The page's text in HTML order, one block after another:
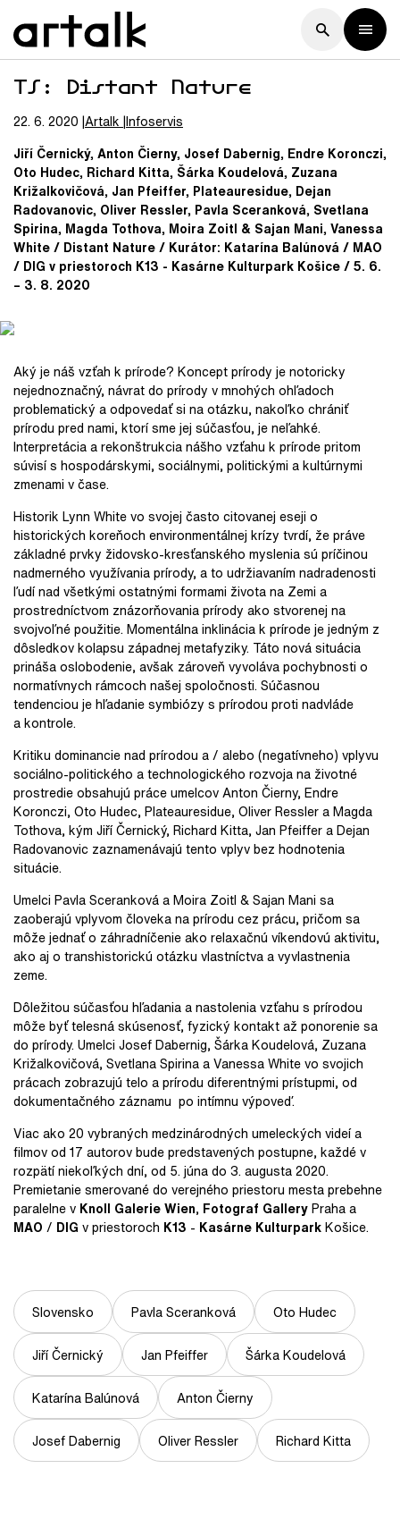
TS: Distant Nature
22. 6. 2020 Artalk Infoservis
Jiří Černický, Anton Čierny, Josef Dabernig, Endre Koronczi,
Oto Hudec, Richard Kitta, Šárka Koudelová, Zuzana
Križalkovičová, Jan Pfeiffer, Plateauresidue, Dejan
Radovanovic, Oliver Ressler, Pavla Sceranková, Svetlana
Spirina, Magda Tothova, Moira Zoitl & Sajan Mani, Vanessa
White / Distant Nature / Kurátor: Katarína Balúnová / MAO
/ DIG v priestoroch K13 - Kasárne Kulturpark Košice / 5. 6.
– 3. 8. 2020
Aký je náš vzťah k prírode? Koncept prírody je notoricky
nejednoznačný, návrat do prírody v mnohých ohľadoch
problematický a odpovedať si na otázku, nakoľko chrániť
prírodu pred nami, ktorí sme jej súčasťou, je neľahké.
Interpretácia a rekonštrukcia nášho vzťahu k prírode pritom
súvisí s hospodárskymi, sociálnymi, politickými a kultúrnymi
zmenami v čase.
Historik Lynn White vo svojej často citovanej eseji o
historických koreňoch environmentálnej krízy tvrdí, že práve
základné prvky židovsko-kresťanského myslenia sú príčinou
nadmerného využívania prírody, a to udržiavaním nadradenosti
ľudí nad všetkými ostatnými formami života na Zemi a
prostredníctvom znázorňovania prírody ako stvorenej na
svojvoľné použitie. Momentálna inklinácia k prírode je jedným z
dôsledkov kolapsu západnej metafyziky. Táto nová situácia
prináša oslobodenie, avšak zároveň vyvoláva pochybnosti o
normatívnych rámcoch našej spoločnosti. Súčasnou
tendenciou je hľadanie symbiózy s prírodou proti nadvláde
a kontrole.
Kritiku dominancie nad prírodou a / alebo (negatívneho) vplyvu
sociálno-politického a technologického rozvoja na životné
prostredie obsahujú práce umelcov Anton Čierny, Endre
Koronczi, Oto Hudec, Plateauresidue, Oliver Ressler a Magda
Tothova, kým Jiří Černický, Richard Kitta, Jan Pfeiffer a Dejan
Radovanovic zaznamenávajú tento vplyv bez hodnotenia
situácie.
Umelci Pavla Sceranková a Moira Zoitl & Sajan Mani sa
zaoberajú vplyvom človeka na prírodu cez prácu, pričom sa
môže jednať o záhradníčenie ako relaxačnú víkendovú aktivitu,
ako aj o transhistorickú otázku vlastníctva a vyvlastnenia
zeme.
Dôležitou súčasťou hľadania a nastolenia vzťahu s prírodou
môže byť telesná skúsenosť, fyzický kontakt až ponorenie sa
do prírody. Umelci Josef Dabernig, Šárka Koudelová, Zuzana
Križalkovičová, Svetlana Spirina a Vanessa White vo svojich
prácach zobrazujú telo a prírodu diferentnými prístupmi, od
dokumentačného záznamu po intímnu výpoveď.
Viac ako 20 vybraných medzinárodných umeleckých videí a
filmov od 17 autorov bude predstavených postupne, každé v
rozpätí niekoľkých dní, od 5. júna do 3. augusta 2020.
Premietanie smerované do verejného priestoru mesta prebehne
paralelne v Knoll Galerie Wien, Fotograf GalleryPraha a
MAO / DIG v priestoroch K13 - Kasárne KulturparkKošice.
Slovensko Pavla Sceranková Oto Hudec
Jiří Černický Jan Pfeiffer Šárka Koudelová
Katarína Balúnová Anton Čierny
Josef Dabernig Oliver Ressler Richard Kitta